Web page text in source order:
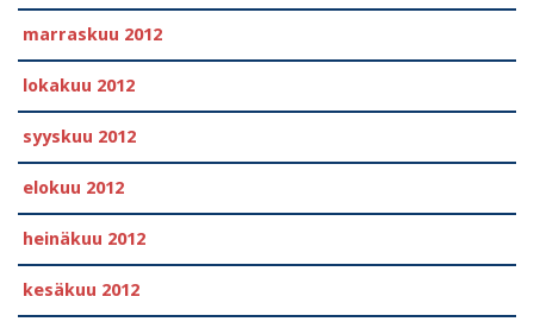
marraskuu 2012
lokakuu 2012
syyskuu 2012
elokuu 2012
heinäkuu 2012
kesäkuu 2012